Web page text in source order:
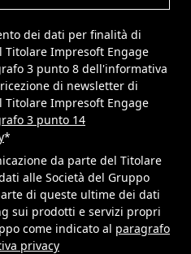
dei dati per finalità di
Impresoft Engage
3 punto 8 dell'informativa
di newsletter di
Impresoft Engage
3 punto 14
*
da parte del Titolare
alle Società del Gruppo
di queste ultime dei dati
sui prodotti e servizi propri
come indicato al paragrafo
privacy